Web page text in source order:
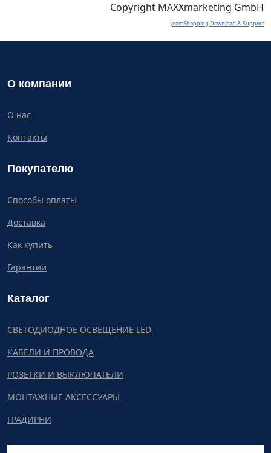
Copyright MAXXmarketing GmbH
JoomShopping Download & Support
О компании
О нас
Контакты
Покупателю
Способы оплаты
Доставка
Как купить
Гарантии
Каталог
СВЕТОДИОДНОЕ ОСВЕЩЕНИЕ LED
КАБЕЛИ И ПРОВОДА
РОЗЕТКИ И ВЫКЛЮЧАТЕЛИ
МОНТАЖНЫЕ АКСЕССУАРЫ
ГРАДИРНИ